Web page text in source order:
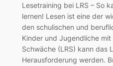
Lesetraining bei LRS – So
lernen! Lesen ist eine der
den schulischen und
Kinder und Jugendliche
Schwäche (LRS) kann das
Herausforderung werden.